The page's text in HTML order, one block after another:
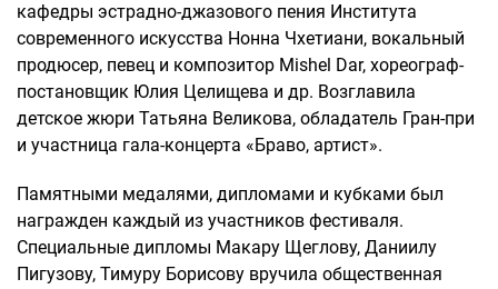
кафедры эстрадно-джазового пения Института
современного искусства Нонна Чхетиани, вокальный
продюсер, певец и композитор Mishel Dar, хореограф-
постановщик Юлия Целищева и др. Возглавила
детское жюри Татьяна Великова, обладатель Гран-при
и участница гала-концерта «Браво, артист».
Памятными медалями, дипломами и кубками был
награжден каждый из участников фестиваля.
Специальные дипломы Макару Щеглову, Даниилу
Пигузову, Тимуру Борисову вручила общественная